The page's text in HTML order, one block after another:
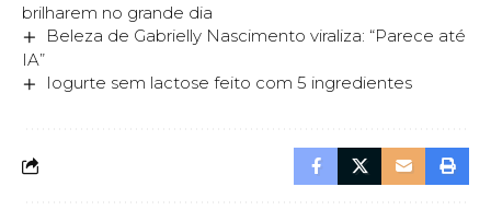
brilharem no grande dia
Beleza de Gabrielly Nascimento viraliza: “Parece até
IA”
Iogurte sem lactose feito com 5 ingredientes